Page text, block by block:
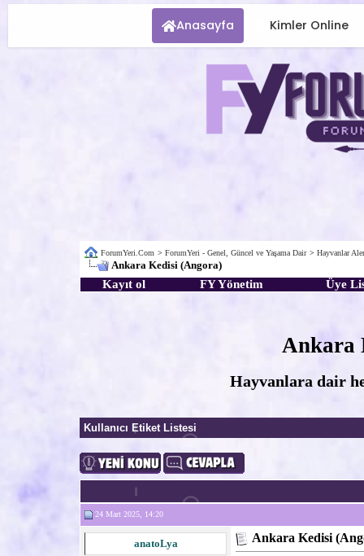
Anasayfa Kimler Online
ForumYeri.Com > ForumYeri - Genel, Güncel ve Yaşama Dair > Hayvanlar
Ankara Kedisi (Angora)
Kayıt ol FY Yönetim Üye
Ankara
Hayvanlara dair
Kullanıcı Etiket Listesi
24 Mart 2025, 14:20
anatoLya Ankara Kedisi